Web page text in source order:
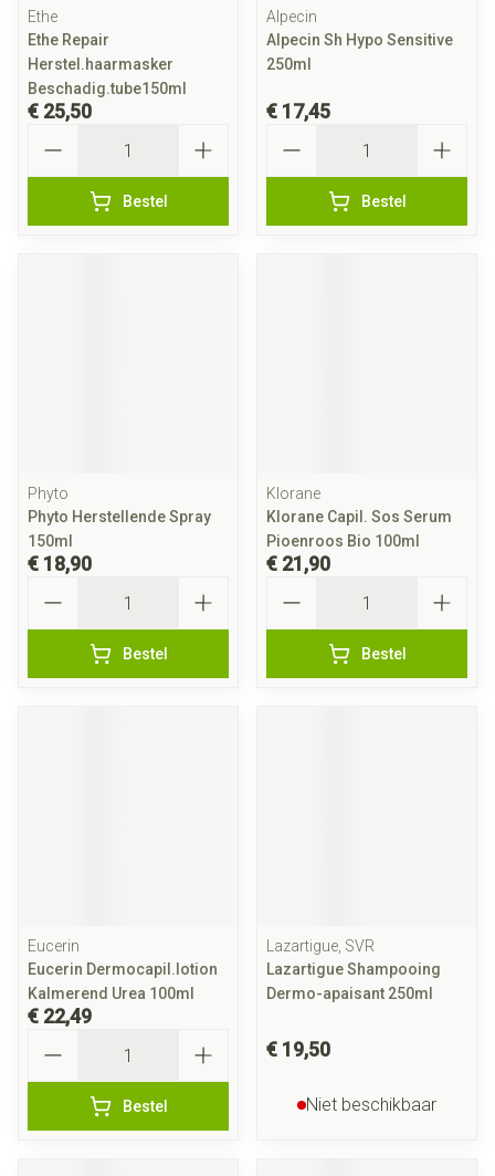
Ethe
Ethe Repair
Herstel.haarmasker
Beschadig.tube150ml
€ 25,50
Bestel
Alpecin
Alpecin Sh Hypo Sensitive
250ml
€ 17,45
Bestel
Phyto
Phyto Herstellende Spray
150ml
€ 18,90
Bestel
Klorane
Klorane Capil. Sos Serum
Pioenroos Bio 100ml
€ 21,90
Bestel
Eucerin
Eucerin Dermocapil.lotion
Kalmerend Urea 100ml
€ 22,49
Bestel
Lazartigue, SVR
Lazartigue Shampooing
Dermo-apaisant 250ml
€ 19,50
Niet beschikbaar